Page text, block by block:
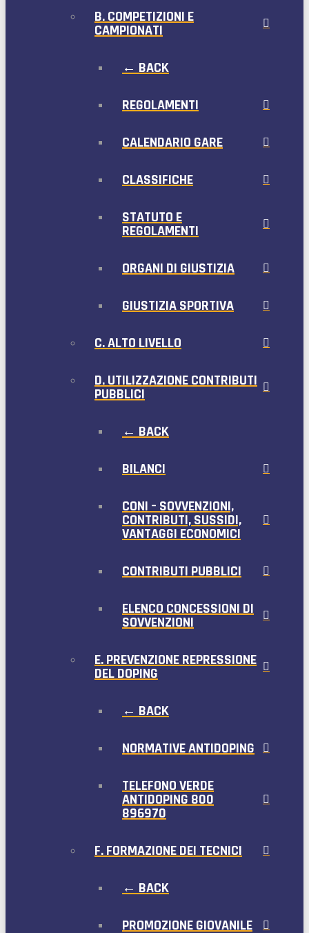
B. COMPETIZIONI E
CAMPIONATI
← BACK
REGOLAMENTI
CALENDARIO GARE
CLASSIFICHE
STATUTO E
REGOLAMENTI
ORGANI DI GIUSTIZIA
GIUSTIZIA SPORTIVA
C. ALTO LIVELLO
D. UTILIZZAZIONE CONTRIBUTI
PUBBLICI
← BACK
BILANCI
CONI – SOVVENZIONI,
CONTRIBUTI, SUSSIDI,
VANTAGGI ECONOMICI
CONTRIBUTI PUBBLICI
ELENCO CONCESSIONI DI
SOVVENZIONI
E. PREVENZIONE REPRESSIONE
DEL DOPING
← BACK
NORMATIVE ANTIDOPING
TELEFONO VERDE
ANTIDOPING 800
896970
F. FORMAZIONE DEI TECNICI
← BACK
PROMOZIONE GIOVANILE